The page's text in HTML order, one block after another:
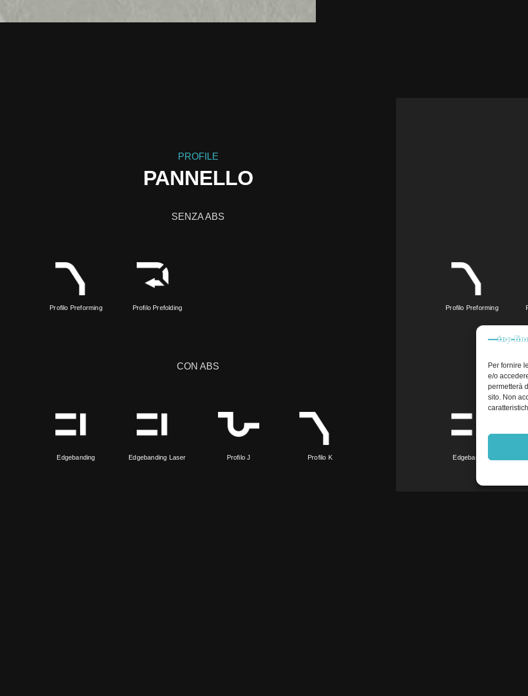
Per fornire
e/o
permetterà
sito. Non
PROFILE
PANNELLO
SENZA ABS
Profilo Preforming Profilo Prefolding
CON ABS
Edgebanding Edgebanding Laser Profilo J Profilo K
Profilo Preforming
Edgebanding